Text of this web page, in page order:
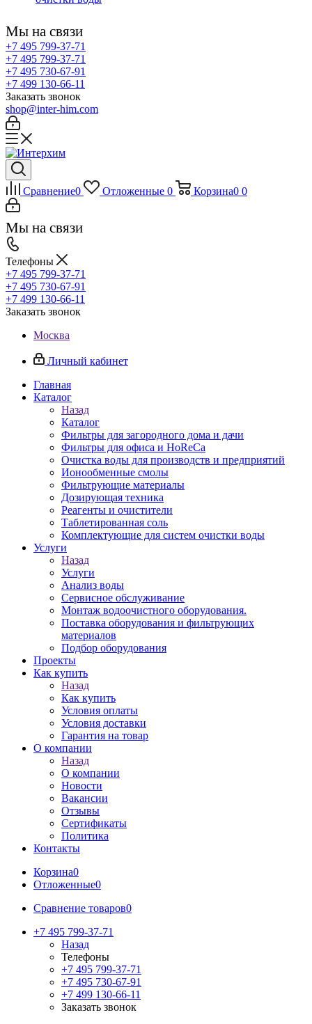
Мы на связи
+7 495 799-37-71
+7 495 799-37-71
+7 495 730-67-91
+7 499 130-66-11
Заказать звонок
shop@inter-him.com
Сравнение0 Отложенные 0 Корзина0 0
Мы на связи
Телефоны
+7 495 799-37-71
+7 495 730-67-91
+7 499 130-66-11
Заказать звонок
Москва
Личный кабинет
Главная
Каталог
Назад
Каталог
Фильтры для загородного дома и дачи
Фильтры для офиса и HoReCa
Очистка воды для производств и предприятий
Ионообменные смолы
Фильтрующие материалы
Дозирующая техника
Реагенты и очистители
Таблетированная соль
Комплектующие для систем очистки воды
Услуги
Назад
Услуги
Анализ воды
Сервисное обслуживание
Монтаж водоочистного оборудования.
Поставка оборудования и фильтрующих
материалов
Подбор оборудования
Проекты
Как купить
Назад
Как купить
Условия оплаты
Условия доставки
Гарантия на товар
О компании
Назад
О компании
Новости
Вакансии
Отзывы
Сертификаты
Политика
Контакты
Корзина0
Отложенные0
Сравнение товаров0
+7 495 799-37-71
Назад
Телефоны
+7 495 799-37-71
+7 495 730-67-91
+7 499 130-66-11
Заказать звонок